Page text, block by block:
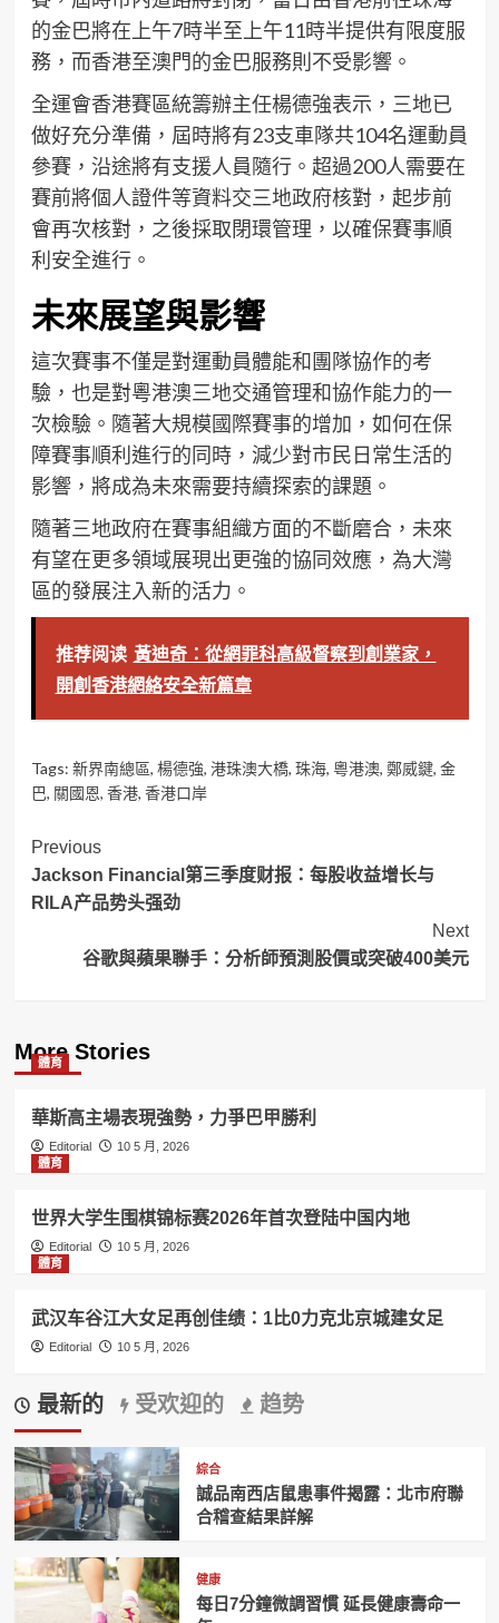
的金巴將在上午7時半至上午11時半提供有限度服
務，而香港至澳門的金巴服務則不受影響。
全運會香港賽區統籌辦主任楊德強表示，三地已
做好充分準備，屆時將有23支車隊共104名運動員
參賽，沿途將有支援人員隨行。超過200人需要在
賽前將個人證件等資料交三地政府核對，起步前
會再次核對，之後採取閉環管理，以確保賽事順
利安全進行。
未來展望與影響
這次賽事不僅是對運動員體能和團隊協作的考
驗，也是對粵港澳三地交通管理和協作能力的一
次檢驗。隨著大規模國際賽事的增加，如何在保
障賽事順利進行的同時，減少對市民日常生活的
影響，將成為未來需要持續探索的課題。
隨著三地政府在賽事組織方面的不斷磨合，未來
有望在更多領域展現出更強的協同效應，為大灣
區的發展注入新的活力。
推荐阅读 黃迪奇：從網罪科高級督察到創業家，
開創香港網絡安全新篇章
Tags: 新界南總區, 楊德強, 港珠澳大橋, 珠海, 粵港澳, 鄭威鍵, 金
巴, 關國恩, 香港, 香港口岸
Post
Navigation
Previous
Jackson Financial第三季度财报：每股收益增长与
RILA产品势头强劲
Next
谷歌與蘋果聯手：分析師預測股價或突破400美元
More Stories
體育
華斯高主場表現強勢，力爭巴甲勝利
Editorial
10 5 月, 2026
體育
世界大学生围棋锦标赛2026年首次登陆中国内地
Editorial
10 5 月, 2026
體育
武汉车谷江大女足再创佳绩：1比0力克北京城建女足
Editorial 10 5 月, 2026
最新的 受欢迎的 趋势
綜合
誠品南西店鼠患事件揭露：北市府聯
合稽查結果詳解
健康
每日7分鐘微調習慣 延長健康壽命一